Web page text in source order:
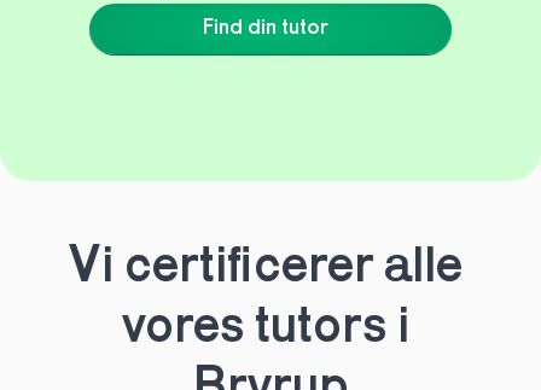
Find din tutor
Vi certificerer alle
vores tutors i